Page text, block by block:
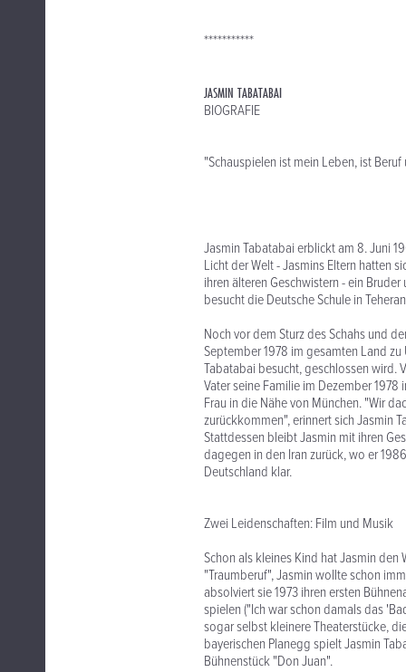
***********
JASMIN TABATABAI
BIOGRAFIE
"Schauspielen ist mein Leben, ist
Jasmin Tabatabai erblickt am 8. Juni
Licht der Welt - Jasmins Eltern hatten
ihren älteren Geschwistern - ein
besucht die Deutsche Schule in
Noch vor dem Sturz des Schahs und
September 1978 im gesamten Land
Tabatabai besucht, geschlossen wird.
Vater seine Familie im Dezember
Frau in die Nähe von München. "Wir
zurückkommen", erinnert sich Jasmin
Stattdessen bleibt Jasmin mit ihren
dagegen in den Iran zurück, wo er
Deutschland klar.
Zwei Leidenschaften: Film und Musik
Schon als kleines Kind hat Jasmin den
"Traumberuf", Jasmin wollte schon
absolviert sie 1973 ihren ersten
spielen ("Ich war schon damals das
sogar selbst kleinere Theaterstücke,
bayerischen Planegg spielt Jasmin
Bühnenstück "Don Juan".